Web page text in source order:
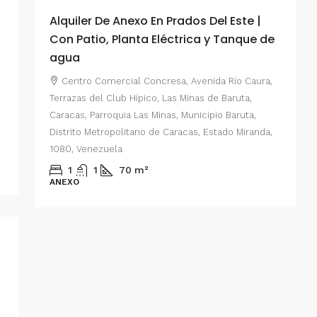
Alquiler De Anexo En Prados Del Este |
Con Patio, Planta Eléctrica y Tanque de
agua
Centro Comercial Concresa, Avenida Río Caura,
Terrazas del Club Hípico, Las Minas de Baruta,
Caracas, Parroquia Las Minas, Municipio Baruta,
Distrito Metropolitano de Caracas, Estado Miranda,
1080, Venezuela
1 1 70 m²
ANEXO